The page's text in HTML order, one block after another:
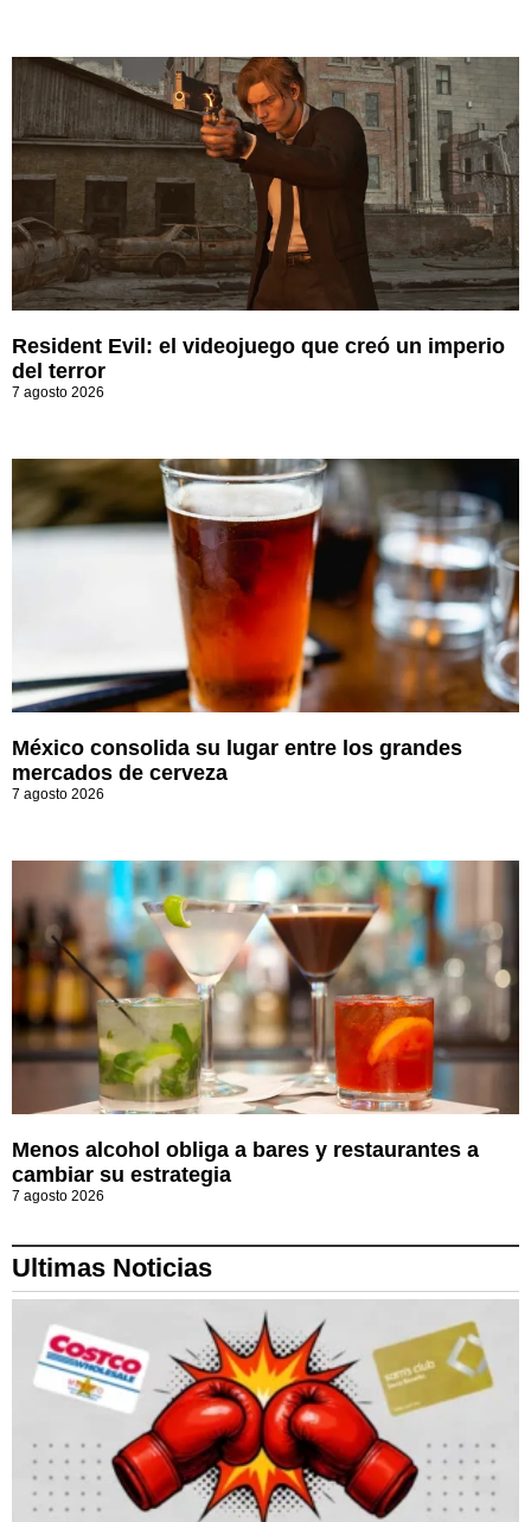
Resident Evil: el videojuego que creó un imperio
del terror
7 agosto 2026
México consolida su lugar entre los grandes
mercados de cerveza
7 agosto 2026
Menos alcohol obliga a bares y restaurantes a
cambiar su estrategia
7 agosto 2026
Ultimas Noticias